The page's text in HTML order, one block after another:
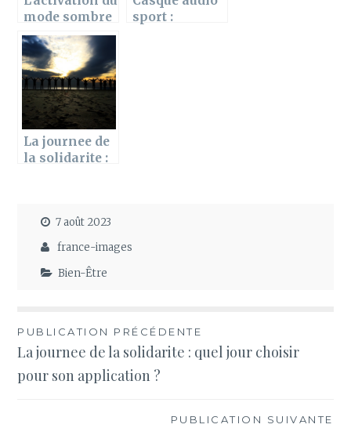
mode sombre
sur Snapchat :
comment
proceder ?
sport :
La journee de
la solidarite :
application ?
7 août 2023
france-images
Bien-Être
Navigation
de
l’article
PUBLICATION PRÉCÉDENTE
La journee de la solidarite : quel jour choisir
pour son application ?
PUBLICATION SUIVANTE